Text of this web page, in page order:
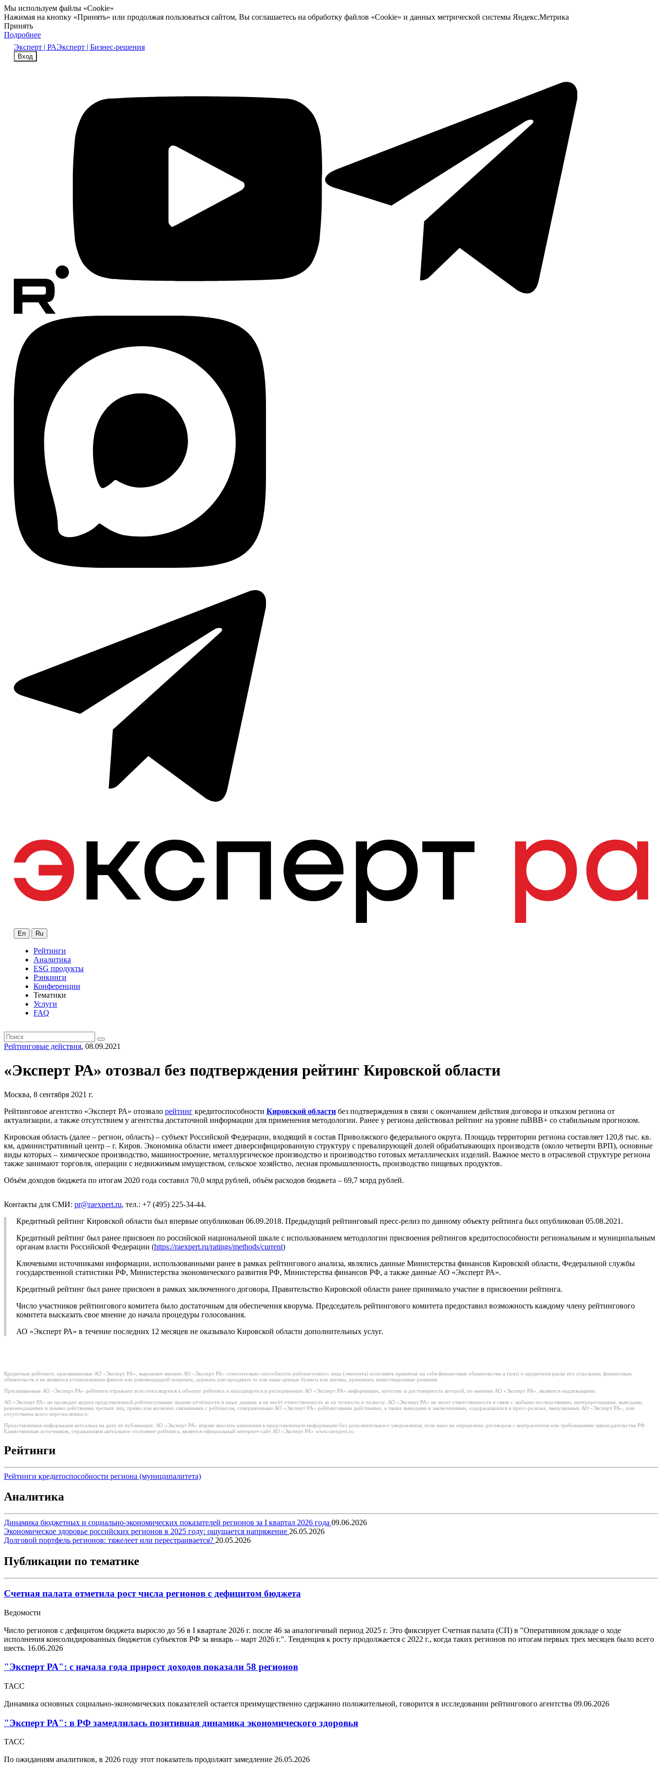
Мы используем файлы «Cookie»
Нажимая на кнопку «Принять» или продолжая пользоваться сайтом, Вы соглашаетесь на обработку файлов «Cookie» и данных метрической системы Яндекс.Метрика
Принять
Подробнее
Эксперт | РАЭксперт | Бизнес-решения
Вход
En Ru
Рейтинги
Аналитика
ESG продукты
Рэнкинги
Конференции
Тематики
Услуги
FAQ
Рейтинговые действия, 08.09.2021
«Эксперт РА» отозвал без подтверждения рейтинг Кировской области
Москва, 8 сентября 2021 г.
Рейтинговое агентство «Эксперт РА» отозвало рейтинг кредитоспособности Кировской области без подтверждения в связи с окончанием действия договора и отказом региона от
актуализации, а также отсутствием у агентства достаточной информации для применения методологии. Ранее у региона действовал рейтинг на уровне ruВВВ+ со стабильным прогнозом.
Кировская область (далее – регион, область) – субъект Российской Федерации, входящий в состав Приволжского федерального округа. Площадь территории региона составляет 120,8 тыс. кв.
км, административный центр – г. Киров. Экономика области имеет диверсифицированную структуру с превалирующей долей обрабатывающих производств (около четверти ВРП), основные
виды которых – химическое производство, машиностроение, металлургическое производство и производство готовых металлических изделий. Важное место в отраслевой структуре региона
также занимают торговля, операции с недвижимым имуществом, сельское хозяйство, лесная промышленность, производство пищевых продуктов.
Объём доходов бюджета по итогам 2020 года составил 70,0 млрд рублей, объём расходов бюджета – 69,7 млрд рублей.
Контакты для СМИ: pr@raexpert.ru, тел.: +7 (495) 225-34-44.
Кредитный рейтинг Кировской области был впервые опубликован 06.09.2018. Предыдущий рейтинговый пресс-релиз по данному объекту рейтинга был опубликован 05.08.2021.
Кредитный рейтинг был ранее присвоен по российской национальной шкале с использованием методологии присвоения рейтингов кредитоспособности региональным и муниципальным
органам власти Российской Федерации (https://raexpert.ru/ratings/methods/current)
Ключевыми источниками информации, использованными ранее в рамках рейтингового анализа, являлись данные Министерства финансов Кировской области, Федеральной службы
государственной статистики РФ, Министерства экономического развития РФ, Министерства финансов РФ, а также данные АО «Эксперт РА».
Кредитный рейтинг был ранее присвоен в рамках заключенного договора, Правительство Кировской области ранее принимало участие в присвоении рейтинга.
Число участников рейтингового комитета было достаточным для обеспечения кворума. Председатель рейтингового комитета предоставил возможность каждому члену рейтингового
комитета высказать свое мнение до начала процедуры голосования.
АО «Эксперт РА» в течение последних 12 месяцев не оказывало Кировской области дополнительных услуг.
Кредитные рейтинги, присваиваемые АО «Эксперт РА», выражают мнение АО «Эксперт РА» относительно способности рейтингуемого лица (эмитента) исполнять принятые на себя финансовые обязательства и (или) о кредитном риске его отдельных финансовых
обязательств и не являются установлением фактов или рекомендацией покупать, держать или продавать те или иные ценные бумаги или активы, принимать инвестиционные решения.
Присваиваемые АО «Эксперт РА» рейтинги отражают всю относящуюся к объекту рейтинга и находящуюся в распоряжении АО «Эксперт РА» информацию, качество и достоверность которой, по мнению АО «Эксперт РА», являются надлежащими.
АО «Эксперт РА» не проводит аудита представленной рейтингуемыми лицами отчётности и иных данных и не несёт ответственность за их точность и полноту. АО «Эксперт РА» не несет ответственности в связи с любыми последствиями, интерпретациями, выводами,
рекомендациями и иными действиями третьих лиц, прямо или косвенно связанными с рейтингом, совершенными АО «Эксперт РА» рейтинговыми действиями, а также выводами и заключениями, содержащимися в пресс-релизах, выпущенных АО «Эксперт РА», или
отсутствием всего перечисленного.
Представленная информация актуальна на дату её публикации. АО «Эксперт РА» вправе вносить изменения в представленную информацию без дополнительного уведомления, если иное не определено договором с контрагентом или требованиями законодательства РФ.
Единственным источником, отражающим актуальное состояние рейтинга, является официальный интернет-сайт АО «Эксперт РА» www.raexpert.ru.
Рейтинги
Рейтинги кредитоспособности региона (муниципалитета)
Аналитика
Динамика бюджетных и социально-экономических показателей регионов за I квартал 2026 года 09.06.2026
Экономическое здоровье российских регионов в 2025 году: ощущается напряжение 26.05.2026
Долговой портфель регионов: тяжелеет или перестраивается? 20.05.2026
Публикации по тематике
Счетная палата отметила рост числа регионов с дефицитом бюджета
Ведомости
Число регионов с дефицитом бюджета выросло до 56 в I квартале 2026 г. после 46 за аналогичный период 2025 г. Это фиксирует Счетная палата (СП) в "Оперативном докладе о ходе
исполнения консолидированных бюджетов субъектов РФ за январь – март 2026 г.". Тенденция к росту продолжается с 2022 г., когда таких регионов по итогам первых трех месяцев было всего
шесть. 16.06.2026
"Эксперт РА": с начала года прирост доходов показали 58 регионов
ТАСС
Динамика основных социально-экономических показателей остается преимущественно сдержанно положительной, говорится в исследовании рейтингового агентства 09.06.2026
"Эксперт РА": в РФ замедлилась позитивная динамика экономического здоровья
ТАСС
По ожиданиям аналитиков, в 2026 году этот показатель продолжит замедление 26.05.2026